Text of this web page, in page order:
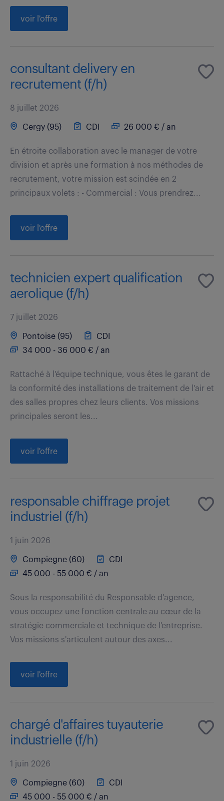
voir l'offre
consultant delivery en
recrutement (f/h)
8 juillet 2026
Cergy (95) CDI 26 000 € / an
En étroite collaboration avec le manager de votre
division et après une formation à nos méthodes de
recrutement, votre mission est scindée en 2
principaux volets : - Commercial : Vous prendrez...
voir l'offre
technicien expert qualification
aerolique (f/h)
7 juillet 2026
Pontoise (95)
CDI
34 000 - 36 000 € / an
Rattaché à l'équipe technique, vous êtes le garant de
la conformité des installations de traitement de l'air et
des salles propres chez leurs clients. Vos missions
principales seront les...
voir l'offre
responsable chiffrage projet
industriel (f/h)
1 juin 2026
Compiegne (60)
CDI
45 000 - 55 000 € / an
Sous la responsabilité du Responsable d'agence,
vous occupez une fonction centrale au cœur de la
stratégie commerciale et technique de l'entreprise.
Vos missions s'articulent autour des axes...
voir l'offre
chargé d'affaires tuyauterie
industrielle (f/h)
1 juin 2026
Compiegne (60)
CDI
45 000 - 55 000 € / an